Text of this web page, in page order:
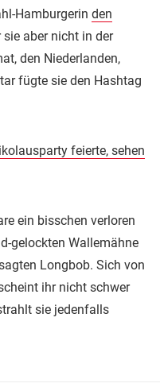
Hamburgerin den
aber nicht in der
den Niederlanden,
fügte sie den Hashtag
feierte, sehen
ein bisschen verloren
gelockten Wallemähne
Longbob. Sich von
ihr nicht schwer
sie jedenfalls